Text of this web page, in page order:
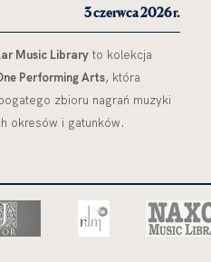
3 czerwca 2026 r.
Music Libraryto kolekcja
Performing Arts, która
zbioru nagrań muzyki
okresów i gatunków.
otwiera
uwaga,
otwiera